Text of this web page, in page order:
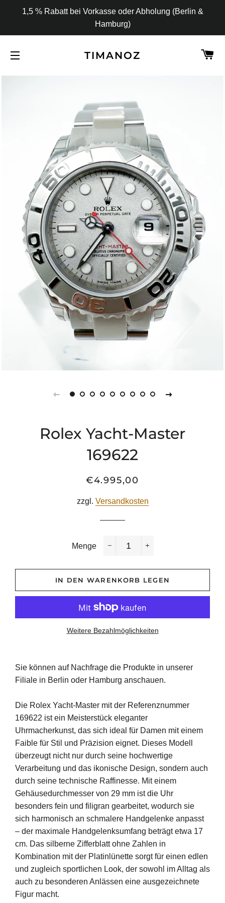
1,5 % Rabatt bei Vorkasse oder Abholung (Berlin &
Hamburg)
TIMANOZ
Rolex Yacht-Master
169622
Normaler
Sonderpreis
€4.995,00
zzgl. Versandkosten
Menge
IN DEN WARENKORB LEGEN
Weitere Bezahlmöglichkeiten
Sie können auf Nachfrage die Produkte in unserer
Filiale in Berlin oder Hamburg anschauen.
Die Rolex Yacht-Master mitder Referenznummer
169622 istein Meisterstück eleganter
Uhrmacherkunst, das sich ideal für Damen miteinem
Faible für Stil und Präzision eignet. Dieses Modell
überzeugt nicht nur durch seine hochwertige
Verarbeitung und das ikonische Design, sondern auch
durch seine technische Raffinesse. Miteinem
Gehäusedurchmesser von 29 mm istdie Uhr
besonders fein und filigran gearbeitet, wodurch sie
sich harmonisch an schmalere Handgelenke anpasst
– der maximale Handgelenksumfang beträgtetwa 17
cm. Das silberne Zifferblattohne Zahlen in
Kombination mitder Platinlünette sorgtfür einen edlen
und zugleich sportlichen Look, der sowohl imAlltag als
auch zu besonderen Anlässen eine ausgezeichnete
Figur macht.